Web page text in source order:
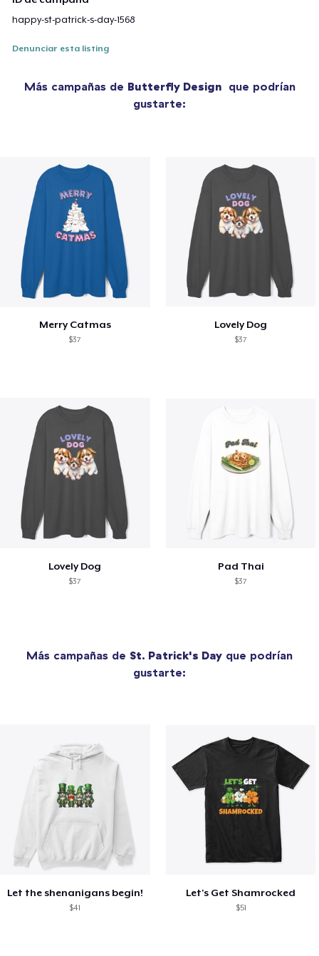
happy-st-patrick-s-day-1568
Denunciar esta listing
Más campañas de Butterfly Design que podrían
gustarte:
Merry Catmas
$37
Lovely Dog
$37
Lovely Dog
$37
Pad Thai
$37
Más campañas de St. Patrick's Day que podrían
gustarte:
Let the shenanigans begin!
$41
Let's Get Shamrocked
$51